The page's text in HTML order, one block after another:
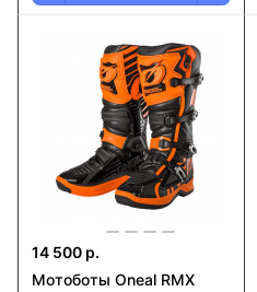
14 500 р.
Мотоботы Oneal RMX